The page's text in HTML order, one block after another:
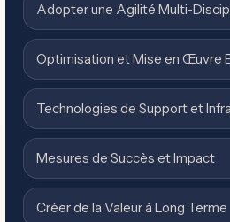
Adopter une Agilité Multi-
Optimisation et Mise en Œuvre
Technologies de Support et
Mesures de Succès et Impact
Créer de la Valeur à Long Terme